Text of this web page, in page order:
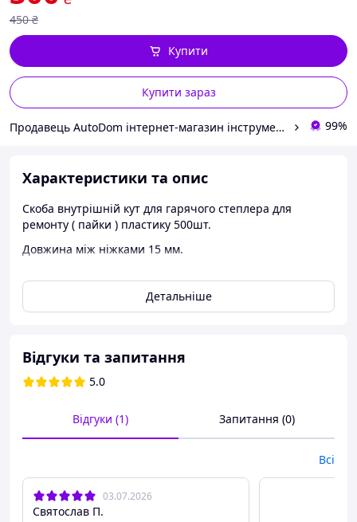
450 ₴
Купити зараз
Купити
Продавець AutoDom інтернет-магазин інструменту та обладнання 99%
Характеристики та опис
Скоба внутрішній кут для гарячого степлера для
ремонту ( пайки ) пластику 500шт.
Довжина між ніжками 15 мм.
Детальніше
Відгуки та запитання
5.0
Відгуки (1) Запитання (0)
Всі
03.07.2026
Святослав П.